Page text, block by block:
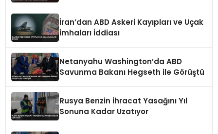
İran’dan ABD Askeri Kayıpları ve Uçak
İmhaları İddiası
Netanyahu Washington’da ABD
Savunma Bakanı Hegseth ile Görüştü
Rusya Benzin İhracat Yasağını Yıl
Sonuna Kadar Uzatıyor